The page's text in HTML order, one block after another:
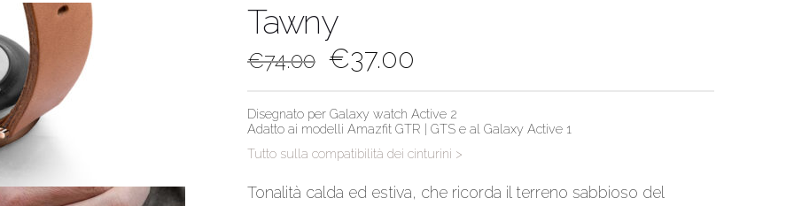
Tawny
€74.00 €37.00
Disegnato per Galaxy watch Active 2
Adatto ai modelli Amazfit GTR | GTS e al Galaxy Active 1
Tutto sulla compatibilità dei cinturini >
Tonalità calda ed estiva, che ricorda il terreno sabbioso del